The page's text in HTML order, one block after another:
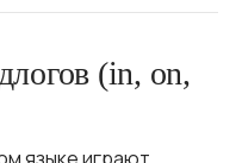
(in, on,